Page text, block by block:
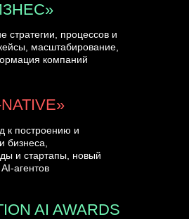
AI AWARDS
стратегии, процессов и
масштабирование,
компаний
к построению и
бизнеса,
и стартапы, новый
агентов